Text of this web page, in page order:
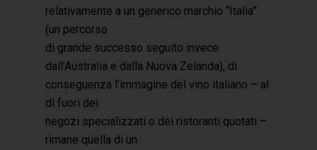
relativamente a un generico marchio “Italia”
(un percorso
di grande successo seguito invece
dall’Australia e dalla Nuova Zelanda), di
conseguenza l’immagine del vino italiano – al
di fuori dei
negozi specializzati o dei ristoranti quotati –
rimane quella di un